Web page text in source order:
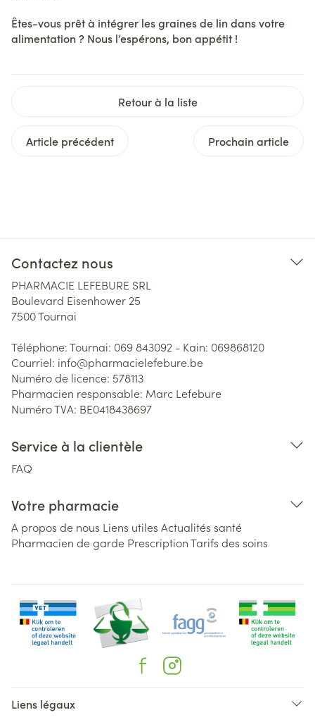
Êtes-vous prêt à intégrer les graines de lin dans votre
alimentation ? Nous l’espérons, bon appétit !
Retour à la liste
Article précédent Prochain article
Contactez nous
PHARMACIE LEFEBURE SRL
Boulevard Eisenhower 25
7500Tournai
Téléphone:Tournai: 069 843092 - Kain: 069868120
Courriel: info@pharmacielefebure.be
Numéro de licence: 578113
Pharmacien responsable: Marc Lefebure
Numéro TVA: BE0418438697
Service à la clientèle
FAQ
Votre pharmacie
A propos de nous Liens utiles Actualités santé
Pharmacien de garde PrescriptionTarifs des soins
Liens légaux